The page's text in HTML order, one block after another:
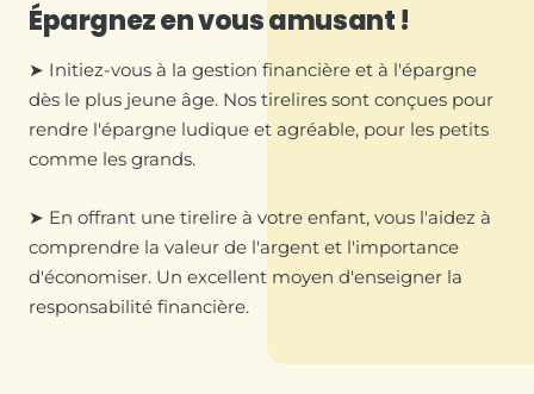
Épargnez en vous amusant !
➤ Initiez-vous à la gestion financière et à l'épargne
dès le plus jeune âge. Nos tirelires sont conçues pour
rendre l'épargne ludique et agréable, pour les petits
comme les grands.
➤ En offrant une tirelire à votre enfant, vous l'aidez à
comprendre la valeur de l'argent et l'importance
d'économiser. Un excellent moyen d'enseigner la
responsabilité financière.